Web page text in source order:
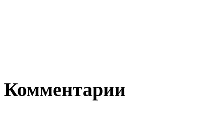
Комментарии